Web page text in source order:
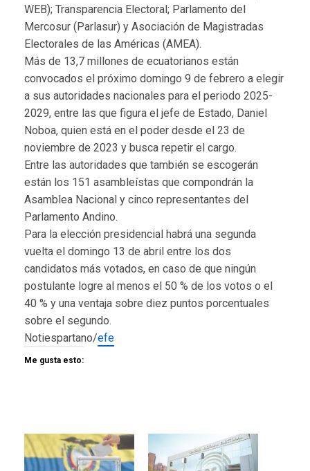
WEB); Transparencia Electoral; Parlamento del
Mercosur (Parlasur) y Asociación de Magistradas
Electorales de las Américas (AMEA).
Más de 13,7 millones de ecuatorianos están
convocados el próximo domingo 9 de febrero a elegir
a sus autoridades nacionales para el periodo 2025-
2029, entre las que figura el jefe de Estado, Daniel
Noboa, quien está en el poder desde el 23 de
noviembre de 2023 y busca repetir el cargo.
Entre las autoridades que también se escogerán
están los 151 asambleístas que compondrán la
Asamblea Nacional y cinco representantes del
Parlamento Andino.
Para la elección presidencial habrá una segunda
vuelta el domingo 13 de abril entre los dos
candidatos más votados, en caso de que ningún
postulante logre al menos el 50 % de los votos o el
40 % y una ventaja sobre diez puntos porcentuales
sobre el segundo.
Notiespartano/efe
Me gusta esto: